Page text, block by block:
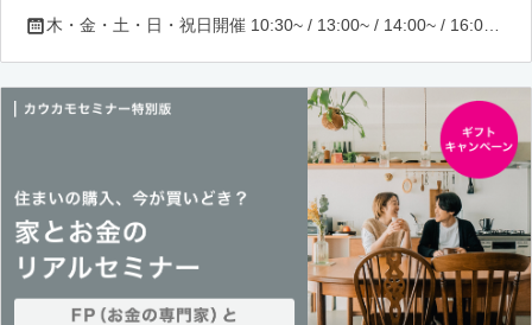
木・金・土・日・祝日開催 10:30~ / 13:00~ / 14:00~ / 16:00~ / 17:00~/ 18:30~/ 19:30~